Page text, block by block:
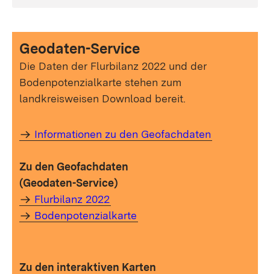
Geodaten-Service
Die Daten der Flurbilanz 2022 und der
Bodenpotenzialkarte stehen zum
landkreisweisen Download bereit.
Informationen zu den Geofachdaten
Zu den Geofachdaten
(Geodaten-Service)
Flurbilanz 2022
Bodenpotenzialkarte
Zu den interaktiven Karten